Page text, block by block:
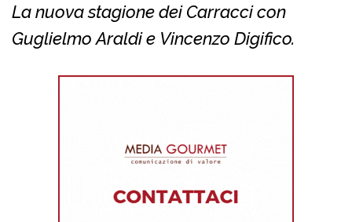
La nuova stagione dei Carracci con
Guglielmo Araldi e Vincenzo Digifico.